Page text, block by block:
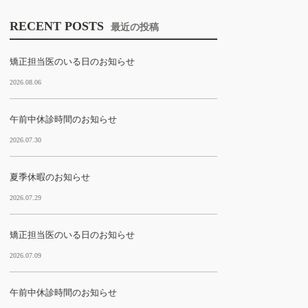
RECENT POSTS 最近の投稿
矯正担当医のいる日のお知らせ
2026.08.06
午前中休診時間のお知らせ
2026.07.30
夏季休暇のお知らせ
2026.07.29
矯正担当医のいる日のお知らせ
2026.07.09
午前中休診時間のお知らせ